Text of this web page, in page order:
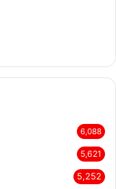
6,088
5,621
5,252